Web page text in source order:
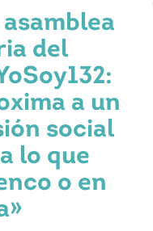
13 va afectar
del
a un
social
lo que
o en